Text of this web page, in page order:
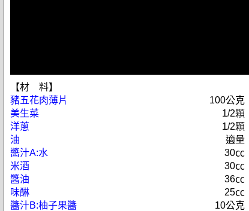
【材 料】
豬五花肉薄片
100公克
美生菜
1/2顆
洋蔥
1/2顆
油
適量
醬汁A:水
30㏄
米酒
30㏄
醬油
36㏄
味醂
25㏄
醬汁B:柚子果醬
10公克